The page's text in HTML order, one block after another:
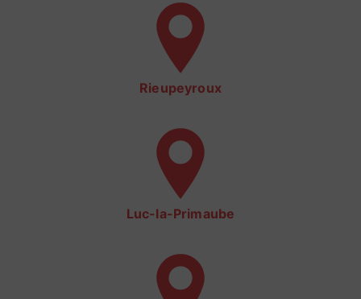
Rieupeyroux
Luc-la-Primaube